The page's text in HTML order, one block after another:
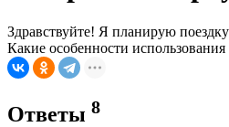
Здравствуйте! Я планирую
Какие особенности
Ответы 8